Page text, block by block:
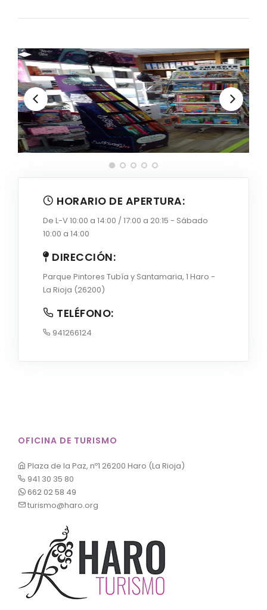
HORARIO DE APERTURA:
De L-V 10:00 a 14:00 / 17:00 a 20:15 - Sábado
10:00 a 14:00
DIRECCIÓN:
Parque Pintores Tubía y Santamaria, 1 Haro -
La Rioja (26200)
TELÉFONO:
941266124
OFICINA DE TURISMO
Plaza de la Paz, nº1 26200 Haro (La Rioja)
941 30 35 80
662 02 58 49
turismo@haro.org